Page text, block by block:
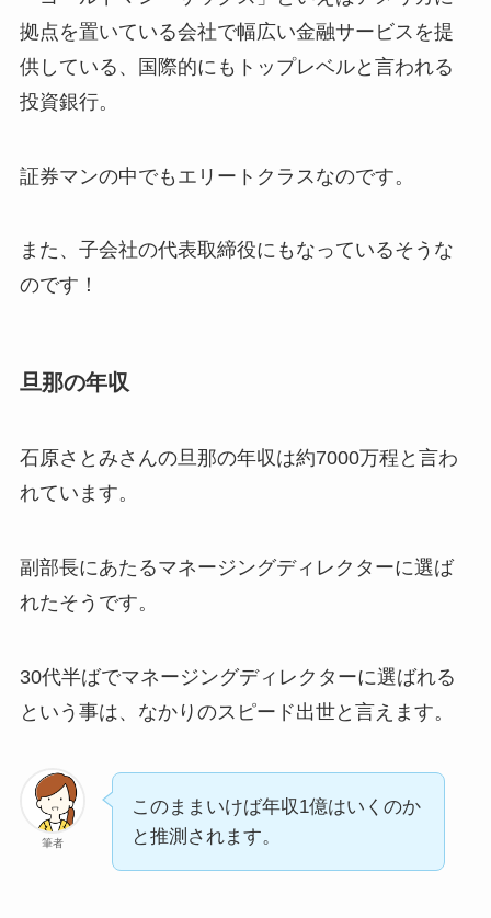
拠点を置いている会社で幅広い金融サービスを提
供している、国際的にもトップレベルと言われる
投資銀行。
証券マンの中でもエリートクラスなのです。
また、子会社の代表取締役にもなっているそうな
のです！
旦那の年収
石原さとみさんの旦那の年収は約7000万程と言わ
れています。
副部長にあたるマネージングディレクターに選ば
れたそうです。
30代半ばでマネージングディレクターに選ばれる
という事は、なかりのスピード出世と言えます。
筆者
このままいけば年収1億はいくのか
と推測されます。